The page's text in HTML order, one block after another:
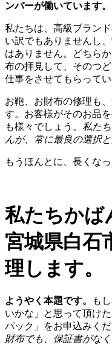
ンバーが働いています。
私たちは、高級ブラン
い訳でもありませんし
はありません。どちら
布の拝見して、そのつ
仕事をさせてもらってい
お鞄、お財布の修理も
す。お客様がそのお品
も様々でしょう。 私た
んが、常に最良の選択
もうほんとに、長くな
私たちかば
宮城県白石
理します。
ようやく本題です。
も
いかな」と思って頂け
パック」をお申込みくだ
財布でも、保証書がな